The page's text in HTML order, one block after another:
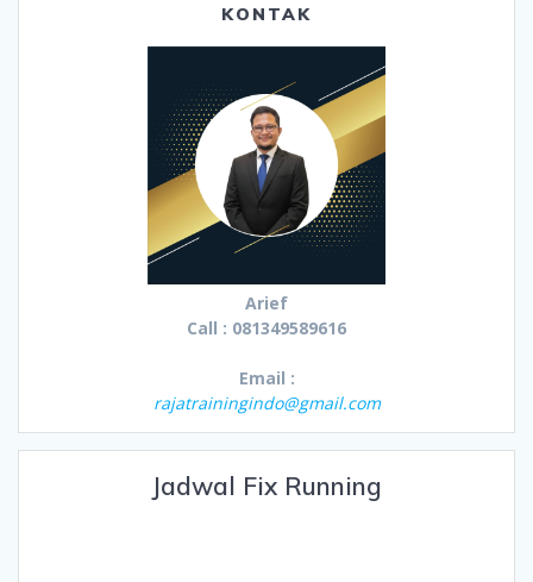
KONTAK
Arief
Call : 081349589616
Email :
rajatrainingindo@gmail.com
Jadwal Fix Running